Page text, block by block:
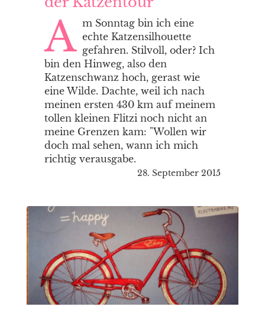
A m Sonntag bin ich eine
echte Katzensilhouette
gefahren. Stilvoll, oder? Ich
bin den Hinweg, also den
Katzenschwanz hoch, gerast wie
eine Wilde. Dachte, weil ich nach
meinen ersten 430 km auf meinem
tollen kleinen Flitzi noch nicht an
meine Grenzen kam: "Wollen wir
doch mal sehen, wann ich mich
richtig verausgabe.
28. September 2015